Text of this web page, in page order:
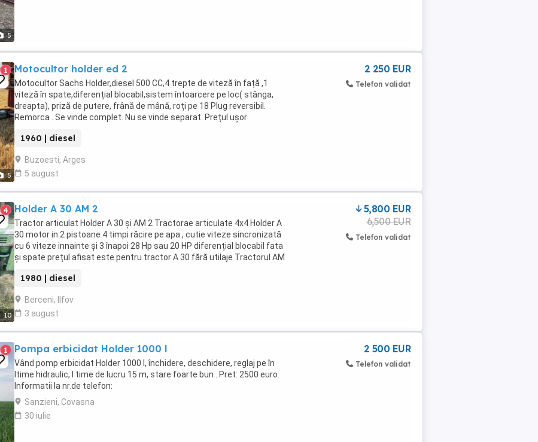
5
5
1 Motocultor holder ed 2
Motocultor Sachs Holder,diesel 500 CC,4 trepte de viteză în față ,1
viteză în spate,diferențial blocabil,sistem întoarcere pe loc( stânga,
dreapta), priză de putere, frână de mână, roți pe 18 Plug reversibil.
Remorca . Se vinde complet. Nu se vinde separat. Prețul ușor
1960 | diesel
Buzoesti, Arges
5 august
2 250 EUR
Telefon validat
10
4 Holder A 30 AM 2
Tractor articulat Holder A 30 și AM 2 Tractorae articulate 4x4 Holder A
30 motor in 2 pistoane 4 timpi răcire pe apa , cutie viteze sincronizată
cu 6 viteze innainte și 3 înapoi 28 Hp sau 20 HP diferențial blocabil fata
și spate prețul afisat este pentru tractor A 30 fără utilaje Tractorul AM
1980 | diesel
Berceni, Ilfov
3 august
5,800 EUR
6,500 EUR
Telefon validat
1 Pompa erbicidat Holder 1000 l
Vând pomp erbicidat Holder 1000 l, închidere, deschidere, reglaj pe în
ltime hidraulic, l time de lucru 15 m, stare foarte bun . Pret: 2500 euro.
Informatii la nr.de telefon:
Sanzieni, Covasna
30 iulie
2 500 EUR
Telefon validat